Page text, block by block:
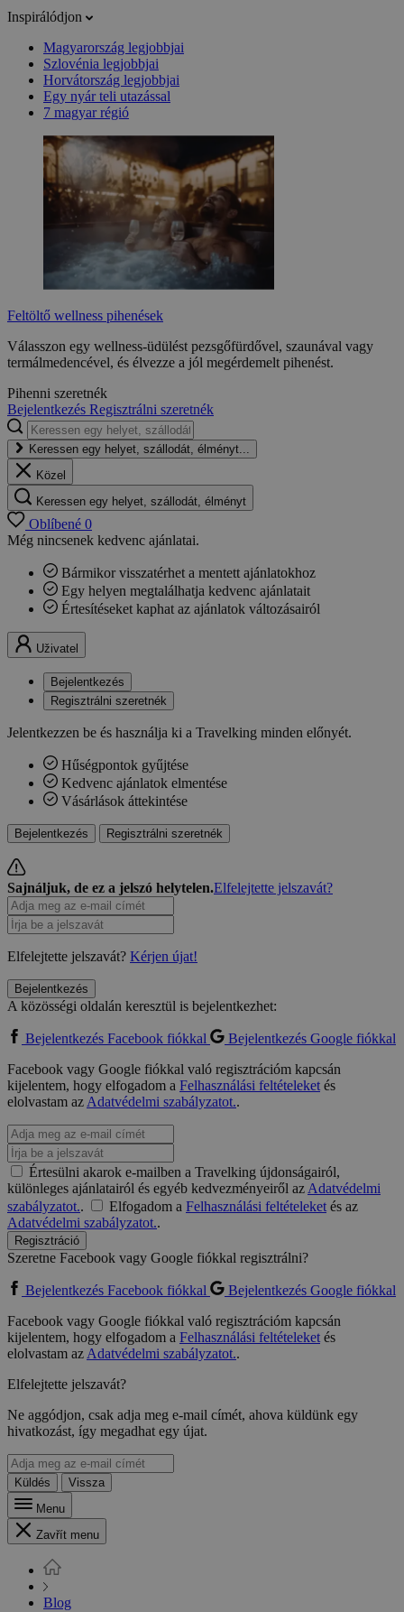
Inspirálódjon
Magyarország legjobbjai
Szlovénia legjobbjai
Horvátország legjobbjai
Egy nyár teli utazással
7 magyar régió
Feltöltő wellness pihenések
Válasszon egy wellness-üdülést pezsgőfürdővel, szaunával vagy
termálmedencével, és élvezze a jól megérdemelt pihenést.
Pihenni szeretnék
Bejelentkezés Regisztrálni szeretnék
Keressen egy helyet, szállodát, élményt...
Közel
Keressen egy helyet, szállodát, élményt
Oblíbené 0
Még nincsenek kedvenc ajánlatai.
Bármikor visszatérhet a mentett ajánlatokhoz
Egy helyen megtalálhatja kedvenc ajánlatait
Értesítéseket kaphat az ajánlatok változásairól
Uživatel
Bejelentkezés
Regisztrálni szeretnék
Jelentkezzen be és használja ki a Travelking minden előnyét.
Hűségpontok gyűjtése
Kedvenc ajánlatok elmentése
Vásárlások áttekintése
Bejelentkezés Regisztrálni szeretnék
Sajnáljuk, de ez a jelszó helytelen.Elfelejtette jelszavát?
Elfelejtette jelszavát? Kérjen újat!
Bejelentkezés
A közösségi oldalán keresztül is bejelentkezhet:
Bejelentkezés Facebook fiókkal
Bejelentkezés Google fiókkal
Facebook vagy Google fiókkal való regisztrációm kapcsán
kijelentem, hogy elfogadom a Felhasználási feltételeketés
elolvastam azAdatvédelmi szabályzatot..
Értesülni akarok e-mailben a Travelking újdonságairól,
különleges ajánlatairól és egyéb kedvezményeiről azAdatvédelmi
szabályzatot.. Elfogadom a Felhasználási feltételeketés az
Adatvédelmi szabályzatot..
Regisztráció
Szeretne Facebook vagy Google fiókkal regisztrálni?
Bejelentkezés Facebook fiókkal
Bejelentkezés Google fiókkal
Facebook vagy Google fiókkal való regisztrációm kapcsán
kijelentem, hogy elfogadom a Felhasználási feltételeketés
elolvastam azAdatvédelmi szabályzatot..
Elfelejtette jelszavát?
Ne aggódjon, csak adja meg e-mail címét, ahova küldünk egy
hivatkozást, így megadhat egy újat.
Küldés
Vissza
Menu
Zavřít menu
Blog